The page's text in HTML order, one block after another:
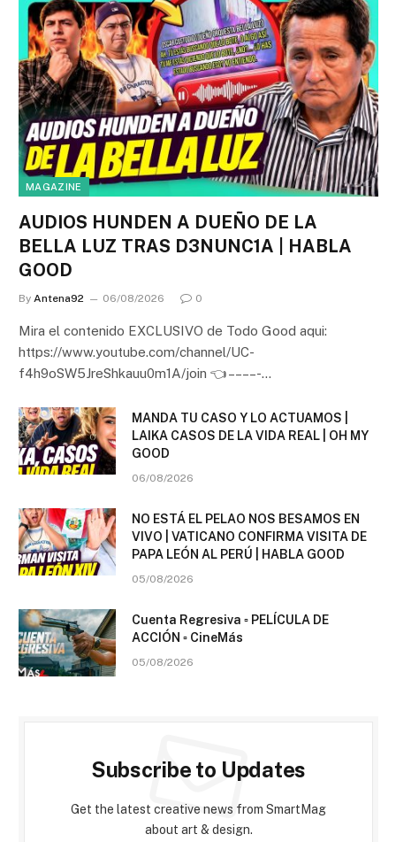
MAGAZINE
AUDIOS HUNDEN A DUEÑO DE LA
BELLA LUZ TRAS D3NUNC1A | HABLA
GOOD
By Antena92 06/08/2026 0
Mira el contenido EXCLUSIVO de Todo Good aqui:
https://www.youtube.com/channel/UC-
f4h9oSW5JreShkauu0m1A/join 👈 – – – – -…
MANDA TU CASO Y LO ACTUAMOS |
LAIKA CASOS DE LA VIDA REAL | OH MY
GOOD
06/08/2026
NO ESTÁ EL PELAO NOS BESAMOS EN
VIVO | VATICANO CONFIRMA VISITA DE
PAPA LEÓN AL PERÚ | HABLA GOOD
05/08/2026
Cuenta Regresiva ▫️ PELÍCULA DE
ACCIÓN ▫️ CineMás
05/08/2026
Subscribe to Updates
Get the latest creative news from SmartMag
about art & design.